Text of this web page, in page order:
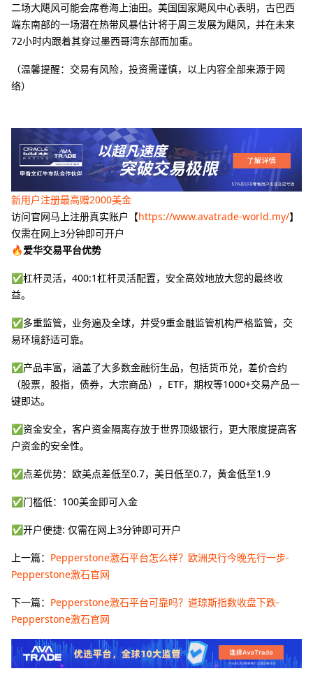
二场大飓风可能会席卷海上油田。美国国家飓风中心表明，古巴西
端东南部的一场潜在热带风暴估计将于周三发展为飓风，并在未来
72小时内跟着其穿过墨西哥湾东部而加重。
（温馨提醒：交易有风险，投资需谨慎，以上内容全部来源于网
络）
新用户注册最高赠2000美金
访问官网马上注册真实账户【https://www.avatrade-world.my/】
仅需在网上3分钟即可开户
🔥爱华交易平台优势
✅杠杆灵活，400:1杠杆灵活配置，安全高效地放大您的最终收
益。
✅多重监管，业务遍及全球，并受9重金融监管机构严格监管，交
易环境舒适可靠。
✅产品丰富，涵盖了大多数金融衍生品，包括货币兑，差价合约
（股票，股指，债券，大宗商品），ETF，期权等1000+交易产品一
键即达。
✅资金安全，客户资金隔离存放于世界顶级银行，更大限度提高客
户资金的安全性。
✅点差优势：欧美点差低至0.7，美日低至0.7，黄金低至1.9
✅门槛低：100美金即可入金
✅开户便捷: 仅需在网上3分钟即可开户
上一篇： Pepperstone激石平台怎么样？欧洲央行今晚先行一步-
Pepperstone激石官网
下一篇： Pepperstone激石平台可靠吗？道琼斯指数收盘下跌-
Pepperstone激石官网